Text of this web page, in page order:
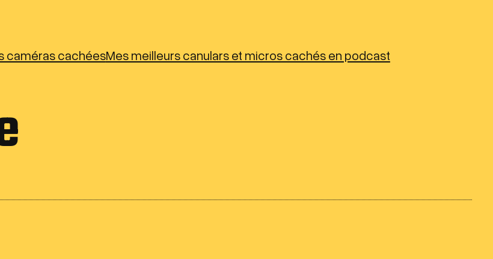
caméras cachéesMes meilleurs canulars et micros cachés en podcast